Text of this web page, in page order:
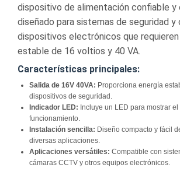
dispositivo de alimentación confiable y
diseñado para sistemas de seguridad y
dispositivos electrónicos que requieren
estable de 16 voltios y 40 VA.
Características principales:
Salida de 16V 40VA: Proporciona energía
dispositivos de seguridad.
Indicador LED: Incluye un LED para mostrar el
funcionamiento.
Instalación sencilla: Diseño compacto y fácil
diversas aplicaciones.
Aplicaciones versátiles: Compatible con
cámaras CCTV y otros equipos electrónicos.